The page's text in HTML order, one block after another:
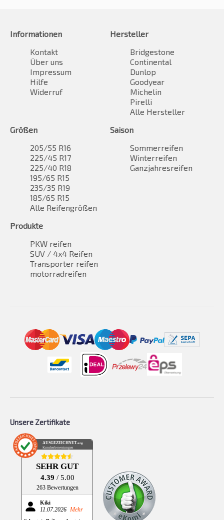
Informationen
Kontakt
Über uns
Impressum
Hilfe
Widerruf
Hersteller
Bridgestone
Continental
Dunlop
Goodyear
Michelin
Pirelli
Alle Hersteller
Größen
205/55 R16
225/45 R17
225/40 R18
195/65 R15
235/35 R19
185/65 R15
Alle Reifengrößen
Saison
Sommerreifen
Winterreifen
Ganzjahresreifen
Produkte
PKW reifen
SUV / 4x4 Reifen
Transporter reifen
motorradreifen
Unsere Zertifikate
AUSGEZEICHNET.org
Kundenbewertungen
SEHR GUT
4.39 / 5.00
263 Bewertungen
Kiki
11.07.2026 Mehr